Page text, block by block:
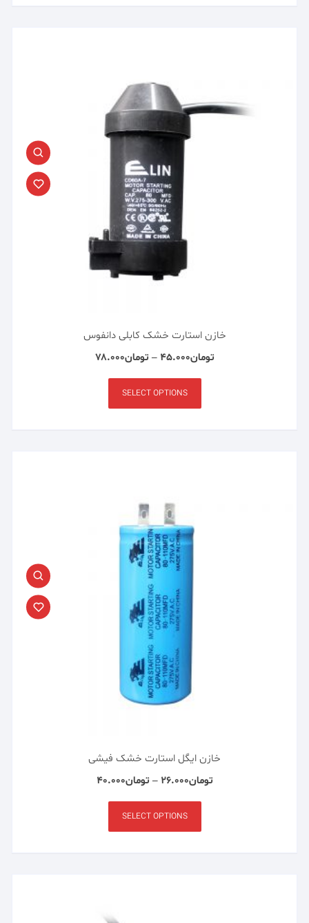
خازن استارت خشک کابلی دانفوس
تومان۴۵.۰۰۰ – تومان۷۸.۰۰۰
SELECT OPTIONS
خازن ایگل استارت خشک فیشی
تومان۲۶.۰۰۰ – تومان۴۰.۰۰۰
SELECT OPTIONS